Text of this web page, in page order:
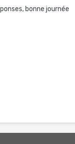
bonne journée